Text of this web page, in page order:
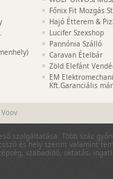
Főnix Fit Mozgás
Hajó Étterem &
Lucifer Szexshop
Pannónia Szálló
Caravan Ételbár
Zöld Elefánt
EM
Kft.Garanciális
Voov
szolgáltatása. Több száz
és hely szerint valamint
szabadidő, oktatás,